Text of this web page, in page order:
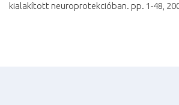
kialakított neuroprotekcióban. pp. 1-48,